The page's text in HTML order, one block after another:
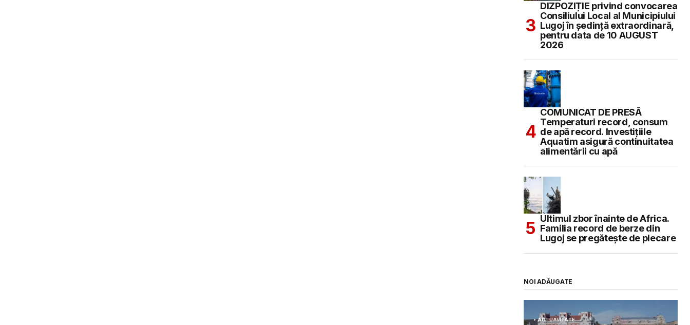
DIZPOZIȚIE privind convocarea
Consiliului Local al Municipiului
Lugoj în şedinţă extraordinară,
pentru data de 10 AUGUST
2026
COMUNICAT DE PRESĂ
Temperaturi record, consum
de apă record. Investițiile
Aquatim asigură continuitatea
alimentării cu apă
Ultimul zbor înainte de Africa.
Familia record de berze din
Lugoj se pregătește de plecare
NOI ADĂUGATE
ACTUALITATE